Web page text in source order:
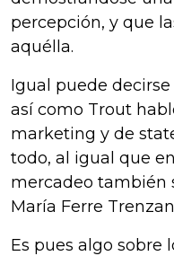
percepción, y que
aquélla.
Igual puede
así como Trout
marketing y de
todo, al igual que
mercadeo también
María Ferre
Es pues algo sobre